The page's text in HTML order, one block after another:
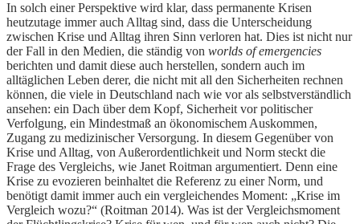
In solch einer Perspektive wird klar, dass permanente Krisen
heutzutage immer auch Alltag sind, dass die Unterscheidung
zwischen Krise und Alltag ihren Sinn verloren hat. Dies ist nicht nur
der Fall in den Medien, die ständig von worlds of emergencies
berichten und damit diese auch herstellen, sondern auch im
alltäglichen Leben derer, die nicht mit all den Sicherheiten rechnen
können, die viele in Deutschland nach wie vor als selbstverständlich
ansehen: ein Dach über dem Kopf, Sicherheit vor politischer
Verfolgung, ein Mindestmaß an ökonomischem Auskommen,
Zugang zu medizinischer Versorgung. In diesem Gegenüber von
Krise und Alltag, von Außerordentlichkeit und Norm steckt die
Frage des Vergleichs, wie Janet Roitman argumentiert. Denn eine
Krise zu evozieren beinhaltet die Referenz zu einer Norm, und
benötigt damit immer auch ein vergleichendes Moment: „Krise im
Vergleich wozu?“ (Roitman 2014). Was ist der Vergleichsmoment